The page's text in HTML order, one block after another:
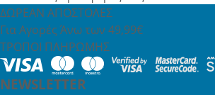
ΔΩΡΕΑΝ ΑΠΟΣΤΟΛΕΣ
Για Αγορές Άνω των 49,99€
ΤΡΟΠΟΙ ΠΛΗΡΩΜΗΣ
NEWSLETTER